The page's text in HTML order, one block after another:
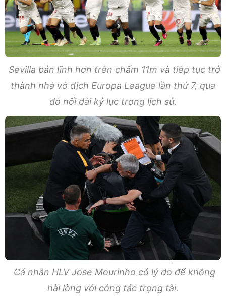
Sevilla bản lĩnh hơn trên chấm 11m và tiép tục trở
thành nhà vô địch Europa League lần thứ 7, qua
đó nối dài kỷ lục trong lịch sử.
Cá nhân HLV Jose Mourinho có lý do để không
hài lòng với công tác trọng tài.